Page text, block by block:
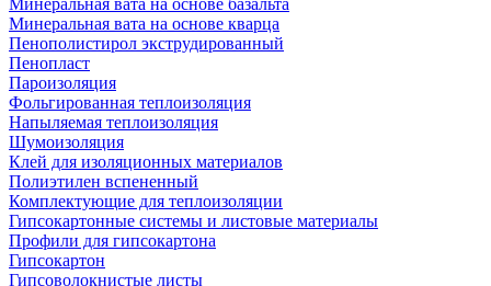
Минеральная вата на основе базальта
Минеральная вата на основе кварца
Пенополистирол экструдированный
Пенопласт
Пароизоляция
Фольгированная теплоизоляция
Напыляемая теплоизоляция
Шумоизоляция
Клей для изоляционных материалов
Полиэтилен вспененный
Комплектующие для теплоизоляции
Гипсокартонные системы и листовые материалы
Профили для гипсокартона
Гипсокартон
Гипсоволокнистые листы